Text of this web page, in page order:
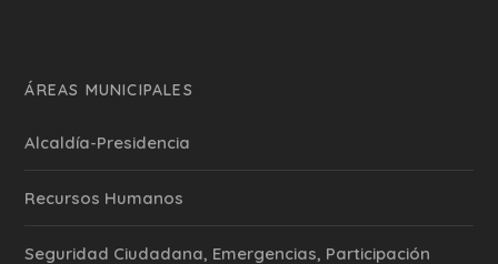
ÁREAS MUNICIPALES
Alcaldía-Presidencia
Recursos Humanos
Seguridad Ciudadana, Emergencias, Participación